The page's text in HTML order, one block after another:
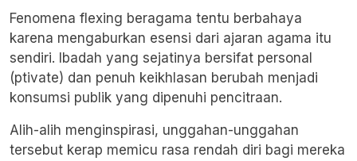
Fenomena flexing beragama tentu berbahaya
karena mengaburkan esensi dari ajaran agama itu
sendiri. Ibadah yang sejatinya bersifat personal
(ptivate) dan penuh keikhlasan berubah menjadi
konsumsi publik yang dipenuhi pencitraan.
Alih-alih menginspirasi, unggahan-unggahan
tersebut kerap memicu rasa rendah diri bagi mereka